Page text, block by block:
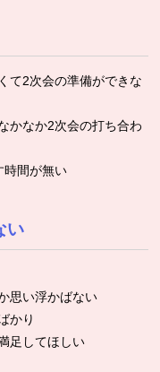
て2次会の準備ができな
かなか2次会の打ち合わ
時間が無い
い
思い浮かばない
かり
足してほしい